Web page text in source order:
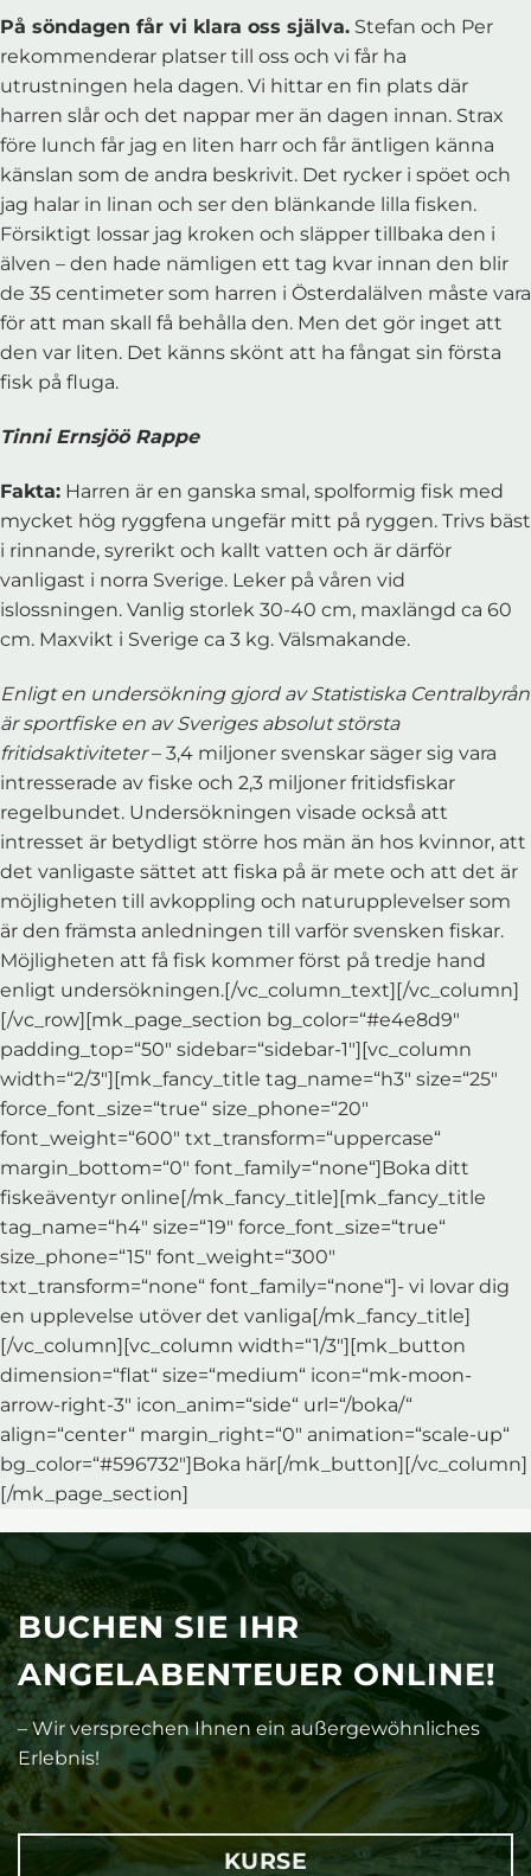
På söndagen får vi klara oss själva. Stefan och Per
rekommenderar platser till oss och vi får ha
utrustningen hela dagen. Vi hittar en fin plats där
harren slår och det nappar mer än dagen innan. Strax
före lunch får jag en liten harr och får äntligen känna
känslan som de andra beskrivit. Det rycker i spöet och
jag halar in linan och ser den blänkande lilla fisken.
Försiktigt lossar jag kroken och släpper tillbaka den i
älven – den hade nämligen ett tag kvar innan den blir
de 35 centimeter som harren i Österdalälven måste vara
för att man skall få behålla den. Men det gör inget att
den var liten. Det känns skönt att ha fångat sin första
fisk på fluga.
Tinni Ernsjöö Rappe
Fakta: Harren är en ganska smal, spolformig fisk med
mycket hög ryggfena ungefär mitt på ryggen. Trivs bäst
i rinnande, syrerikt och kallt vatten och är därför
vanligast i norra Sverige. Leker på våren vid
islossningen. Vanlig storlek 30-40 cm, maxlängd ca 60
cm. Maxvikt i Sverige ca 3 kg. Välsmakande.
Enligt en undersökning gjord av Statistiska Centralbyrån
är sportfiske en av Sveriges absolut största
fritidsaktiviteter– 3,4 miljoner svenskar säger sig vara
intresserade av fiske och 2,3 miljoner fritidsfiskar
regelbundet. Undersökningen visade också att
intresset är betydligt större hos män än hos kvinnor, att
det vanligaste sättet att fiska på är mete och att det är
möjligheten till avkoppling och naturupplevelser som
är den främsta anledningen till varför svensken fiskar.
Möjligheten att få fisk kommer först på tredje hand
enligt undersökningen.[/vc_column_text][/vc_column]
[/vc_row][mk_page_section bg_color=“#e4e8d9″
padding_top=“50″ sidebar=“sidebar-1″][vc_column
width=“2/3″][mk_fancy_title tag_name=“h3″ size=“25″
force_font_size=“true“ size_phone=“20″
font_weight=“600″ txt_transform=“uppercase“
margin_bottom=“0″ font_family=“none“]Boka ditt
fiskeäventyr online[/mk_fancy_title][mk_fancy_title
tag_name=“h4″ size=“19″ force_font_size=“true“
size_phone=“15″ font_weight=“300″
txt_transform=“none“ font_family=“none“]- vi lovar dig
en upplevelse utöver det vanliga[/mk_fancy_title]
[/vc_column][vc_column width=“1/3″][mk_button
dimension=“flat“ size=“medium“ icon=“mk-moon-
arrow-right-3″ icon_anim=“side“ url=“/boka/“
align=“center“ margin_right=“0″ animation=“scale-up“
bg_color=“#596732″]Boka här[/mk_button][/vc_column]
[/mk_page_section]
BUCHEN SIE IHR
ANGELABENTEUER ONLINE!
– Wir versprechen Ihnen ein außergewöhnliches
Erlebnis!
KURSE